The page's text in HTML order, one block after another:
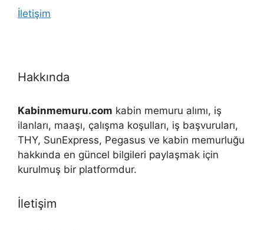
İletişim
Hakkında
Kabinmemuru.com kabin memuru alımı, iş
ilanları, maaşı, çalışma koşulları, iş başvuruları,
THY, SunExpress, Pegasus ve kabin memurluğu
hakkında en güncel bilgileri paylaşmak için
kurulmuş bir platformdur.
İletişim